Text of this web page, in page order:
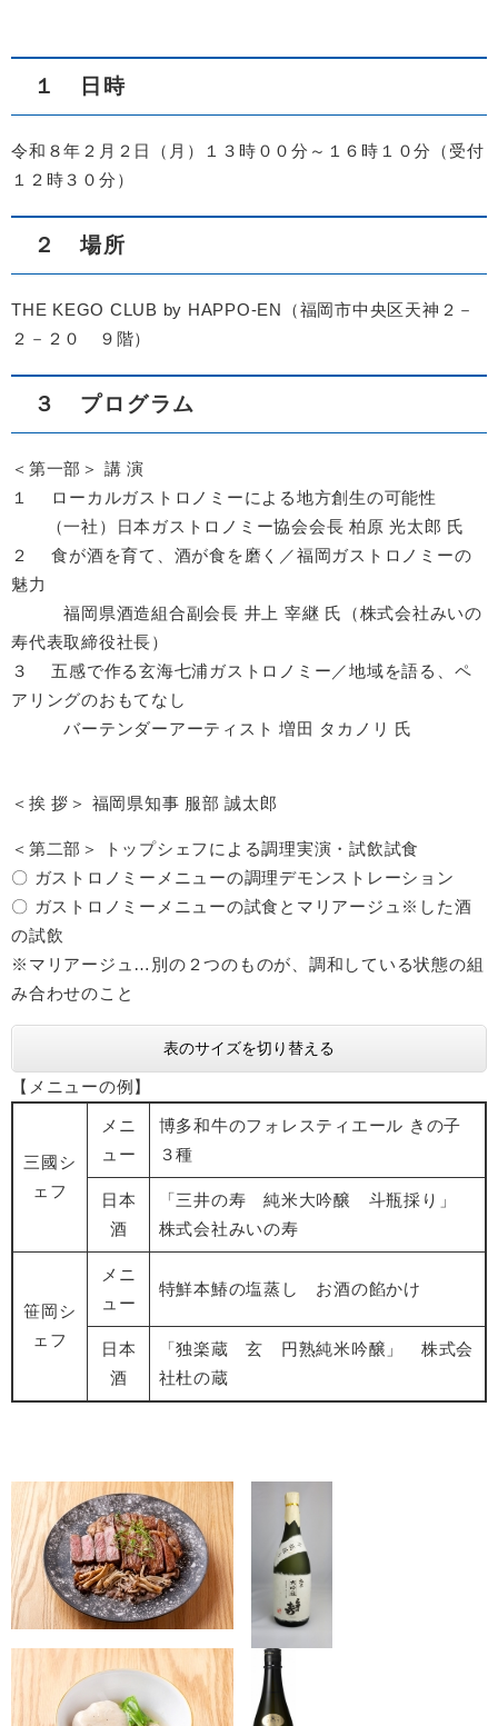
１ 日時
令和８年２月２日（月）１３時００分～１６時１０分（受付
１２時３０分）
２ 場所
THE KEGO CLUB by HAPPO-EN（福岡市中央区天神２－
２－２０ ９階）
３ プログラム
＜第一部＞ 講 演
１ ローカルガストロノミーによる地方創生の可能性
（一社）日本ガストロノミー協会会長 柏原 光太郎 氏
２ 食が酒を育て、酒が食を磨く／福岡ガストロノミーの
魅力
福岡県酒造組合副会長 井上 宰継 氏（株式会社みいの
寿代表取締役社長）
３ 五感で作る玄海七浦ガストロノミー／地域を語る、ペ
アリングのおもてなし
バーテンダーアーティスト 増田 タカノリ 氏
＜挨 拶＞ 福岡県知事 服部 誠太郎
＜第二部＞ トップシェフによる調理実演・試飲試食
〇 ガストロノミーメニューの調理デモンストレーション
〇 ガストロノミーメニューの試食とマリアージュ※した酒
の試飲
※マリアージュ…別の２つのものが、調和している状態の組
み合わせのこと
表のサイズを切り替える
【メニューの例】
三國シ
ェフ
メニ
ュー
博多和牛のフォレスティエール きの子
３種
日本
酒
「三井の寿 純米大吟醸 斗瓶採り」
株式会社みいの寿
笹岡シ
ェフ
メニ
ュー
特鮮本鰆の塩蒸し お酒の餡かけ
日本
酒
「独楽蔵 玄 円熟純米吟醸」 株式会
社杜の蔵